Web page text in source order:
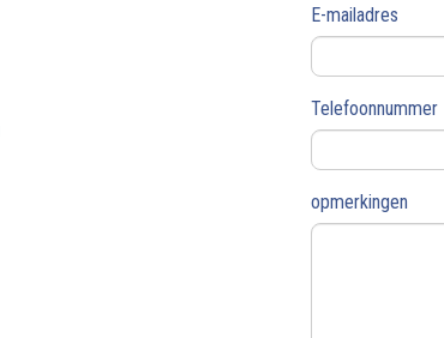
E-mailadres
Telefoonnummer
opmerkingen